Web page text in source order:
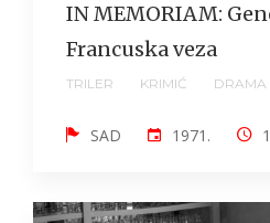
IN MEMORIAM:
Francuska veza
TRILER KRIMIĆ DRAMA
SAD 1971.